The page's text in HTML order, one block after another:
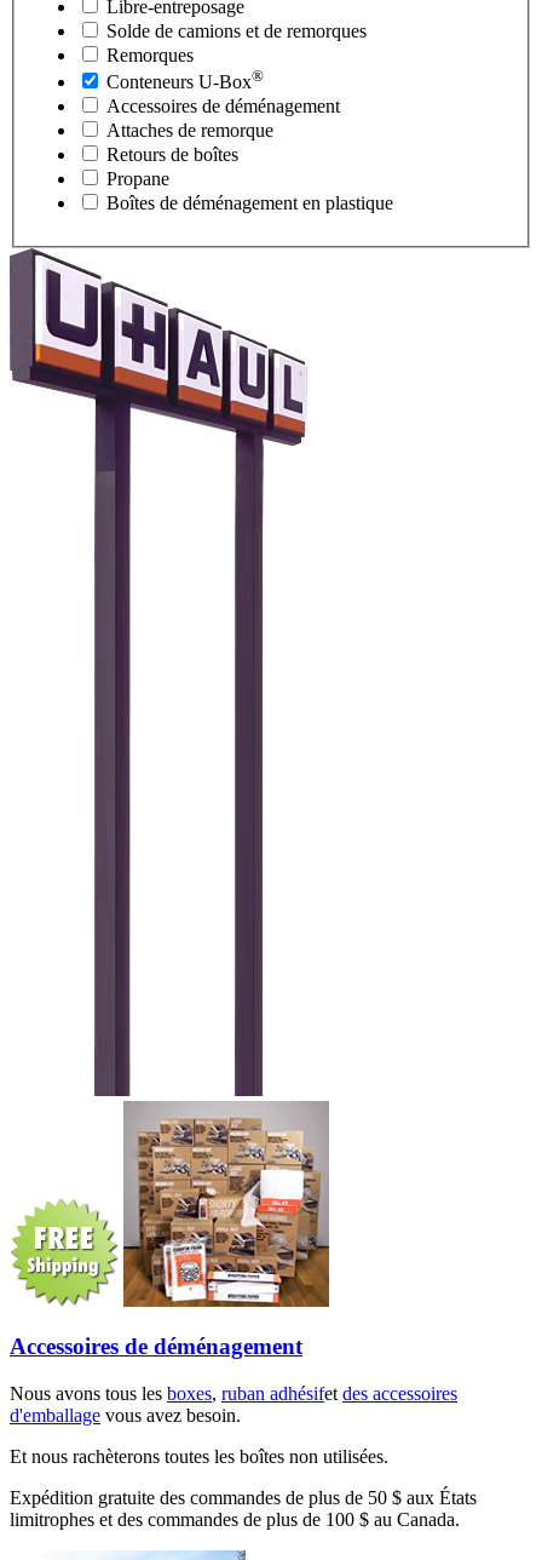
Libre-entreposage
Solde de camions et de remorques
Remorques
Conteneurs U-Box®
Accessoires de déménagement
Attaches de remorque
Retours de boîtes
Propane
Boîtes de déménagement en plastique
Accessoires de déménagement
Nous avons tous les boxes, ruban adhésifet des accessoires
d'emballage vous avez besoin.
Et nous rachèterons toutes les boîtes non utilisées.
Expédition gratuite des commandes de plus de 50 $ aux États
limitrophes et des commandes de plus de 100 $ au Canada.